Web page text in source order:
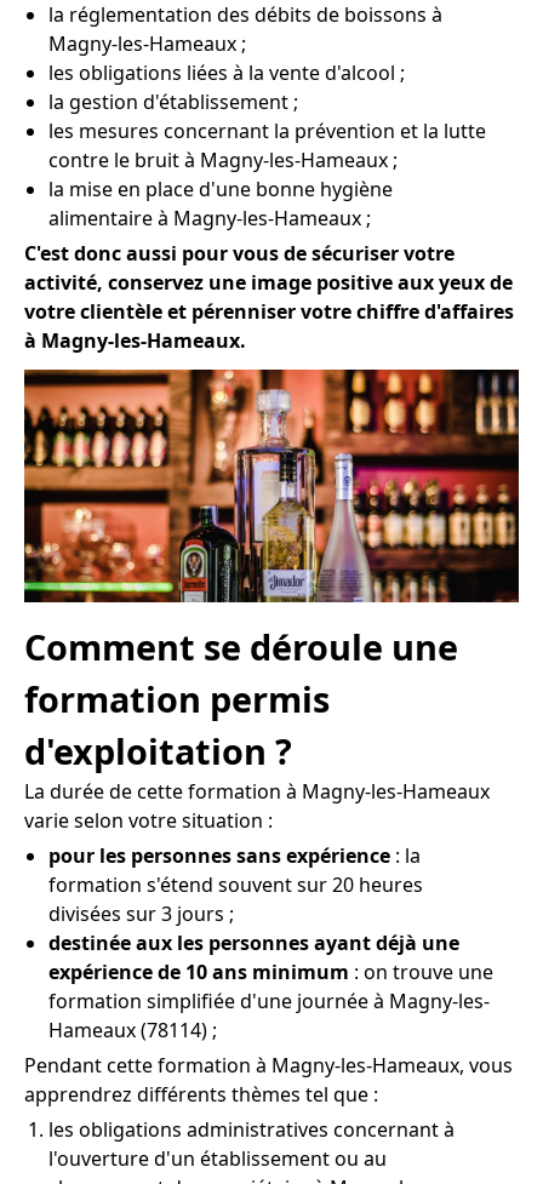
la réglementation des débits de boissons à
Magny-les-Hameaux ;
les obligations liées à la vente d'alcool ;
la gestion d'établissement ;
les mesures concernant la prévention et la lutte
contre le bruit à Magny-les-Hameaux ;
la mise en place d'une bonne hygiène
alimentaire à Magny-les-Hameaux ;
C'est donc aussi pour vous de sécuriser votre
activité, conservez une image positive aux yeux de
votre clientèle et pérenniser votre chiffre d'affaires
à Magny-les-Hameaux.
Comment se déroule une
formation permis
d'exploitation ?
La durée de cette formation à Magny-les-Hameaux
varie selon votre situation :
pour les personnes sans expérience : la
formation s'étend souvent sur 20 heures
divisées sur 3 jours ;
destinée aux les personnes ayant déjà une
expérience de 10 ans minimum : on trouve une
formation simplifiée d'une journée à Magny-les-
Hameaux (78114) ;
Pendant cette formation à Magny-les-Hameaux, vous
apprendrez différents thèmes tel que :
les obligations administratives concernant à
l'ouverture d'un établissement ou au